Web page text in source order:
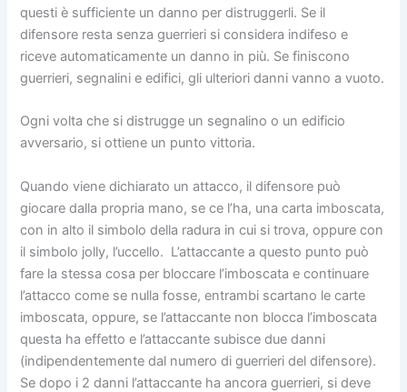
questi è sufficiente un danno per distruggerli. Se il
difensore resta senza guerrieri si considera indifeso e
riceve automaticamente un danno in più. Se finiscono
guerrieri, segnalini e edifici, gli ulteriori danni vanno a vuoto.
Ogni volta che si distrugge un segnalino o un edificio
avversario, si ottiene un punto vittoria.
Quando viene dichiarato un attacco, il difensore può
giocare dalla propria mano, se ce l’ha, una carta imboscata,
con in alto il simbolo della radura in cui si trova, oppure con
il simbolo jolly, l’uccello. L’attaccante a questo punto può
fare la stessa cosa per bloccare l’imboscata e continuare
l’attacco come se nulla fosse, entrambi scartano le carte
imboscata, oppure, se l’attaccante non blocca l’imboscata
questa ha effetto e l’attaccante subisce due danni
(indipendentemente dal numero di guerrieri del difensore).
Se dopo i 2 danni l’attaccante ha ancora guerrieri, si deve